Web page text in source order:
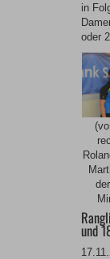
in
oder
und